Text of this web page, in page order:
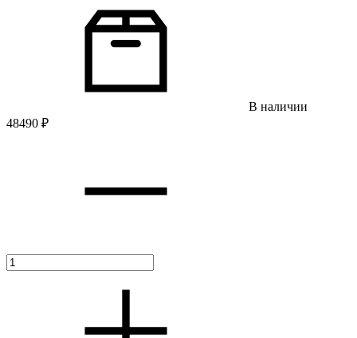
В наличии
48490 ₽